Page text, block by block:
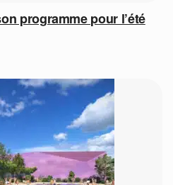
programme pour l’été